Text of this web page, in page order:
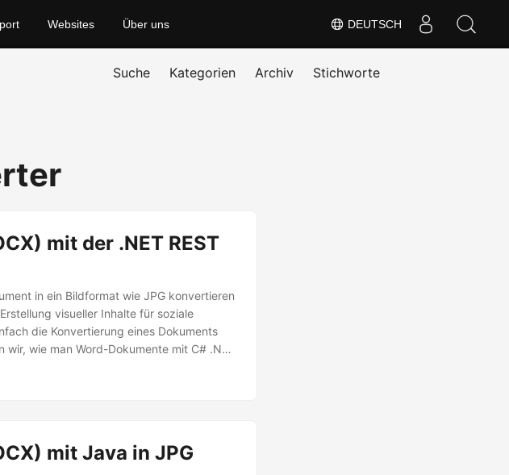
DEUTSCH
Websites Über uns
Suche Kategorien Archiv Stichworte
mit der .NET REST
in ein Bildformat wie JPG konvertieren
visueller Inhalte für soziale
die Konvertierung eines Dokuments
wie man Word-Dokumente mit C# .NET
Ansätze, um diese
mit Java in JPG